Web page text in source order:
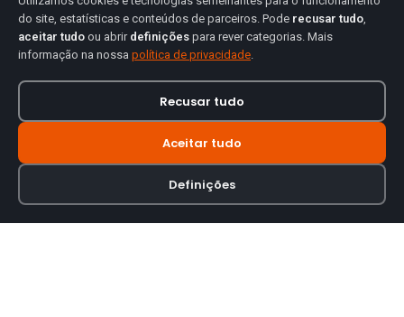
do site, estatísticas e conteúdos de parceiros. Pode recusar tudo,
aceitar tudo ou abrir definições para rever categorias. Mais
informação na nossa política de privacidade.
Recusar tudo
Aceitar tudo
Definições